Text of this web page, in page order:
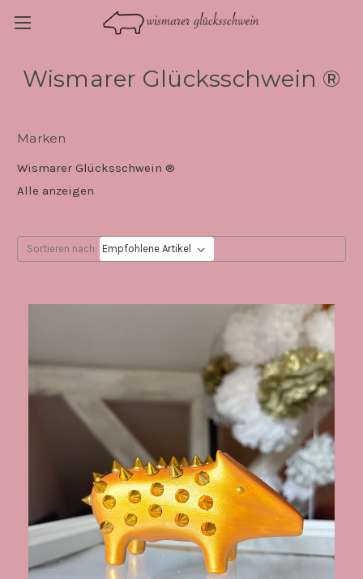
Wismarer Glücksschwein ®
Marken
Wismarer Glücksschwein ®
Alle anzeigen
Sortieren nach: